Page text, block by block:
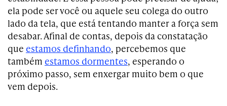
ela pode ser você ou aquele seu colega do outro
lado da tela, que está tentando manter a força sem
desabar. Afinal de contas, depois da constatação
que estamos definhando, percebemos que
também estamos dormentes, esperando o
próximo passo, sem enxergar muito bem o que
vem depois.